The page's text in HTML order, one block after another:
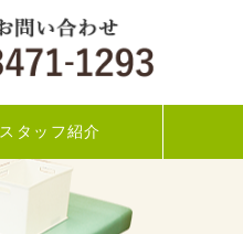
スタッフ紹介